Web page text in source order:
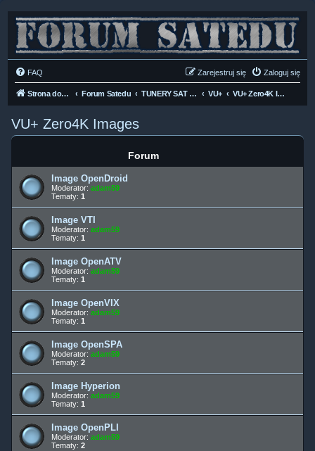
FAQ Zaloguj się
Zarejestruj się
Strona domowa Forum Satedu TUNERY SAT HD-LINUX VU+ VU+ Zero4K Images
VU+ Zero4K Images
Forum
Image OpenDroid
Moderator: adam59
Tematy: 1
Image VTI
Moderator: adam59
Tematy: 1
Image OpenATV
Moderator: adam59
Tematy: 1
Image OpenVIX
Moderator: adam59
Tematy: 1
Image OpenSPA
Moderator: adam59
Tematy: 2
Image Hyperion
Moderator: adam59
Tematy: 1
Image OpenPLI
Moderator: adam59
Tematy: 2